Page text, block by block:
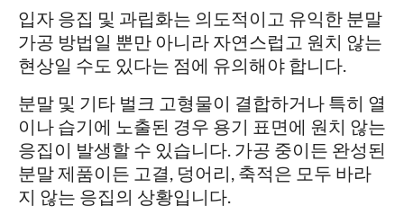
입자 응집 및 과립화는 의도적이고 유익한 분말
가공 방법일 뿐만 아니라 자연스럽고 원치 않는
현상일 수도 있다는 점에 유의해야 합니다.
분말 및 기타 벌크 고형물이 결합하거나 특히 열
이나 습기에 노출된 경우 용기 표면에 원치 않는
응집이 발생할 수 있습니다. 가공 중이든 완성된
분말 제품이든 고결, 덩어리, 축적은 모두 바라
지 않는 응집의 상황입니다.